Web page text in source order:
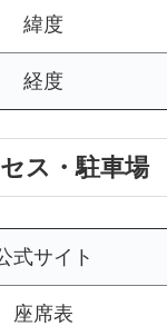
緯度
経度
ス・駐車場
式サイト
座席表